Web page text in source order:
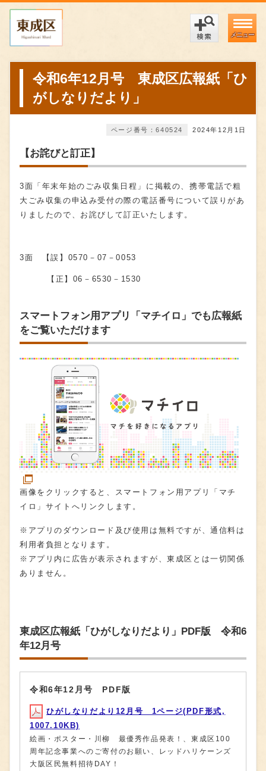
メニュー
令和6年12月号 東成区広報紙「ひ
がしなりだより」
2024年12月1日
ページ番号：640524
【お詫びと訂正】
3面「年末年始のごみ収集日程」に掲載の、携帯電話で粗
大ごみ収集の申込み受付の際の電話番号について誤りがあ
りましたので、お詫びして訂正いたします。
3面 【誤】0570－07－0053
【正】06－6530－1530
スマートフォン用アプリ「マチイロ」でも広報紙
をご覧いただけます
画像をクリックすると、スマートフォン用アプリ「マチ
イロ」サイトへリンクします。
※アプリのダウンロード及び使用は無料ですが、通信料は
利用者負担となります。
※アプリ内に広告が表示されますが、東成区とは一切関係
ありません。
東成区広報紙「ひがしなりだより」PDF版 令和6
年12月号
令和6年12月号 PDF版
ひがしなりだより12月号 1ページ(PDF形式,
1007.10KB)
絵画・ポスター・川柳 最優秀作品発表！、東成区100
周年記念事業へのご寄付のお願い、レッドハリケーンズ
大阪区民無料招待DAY！